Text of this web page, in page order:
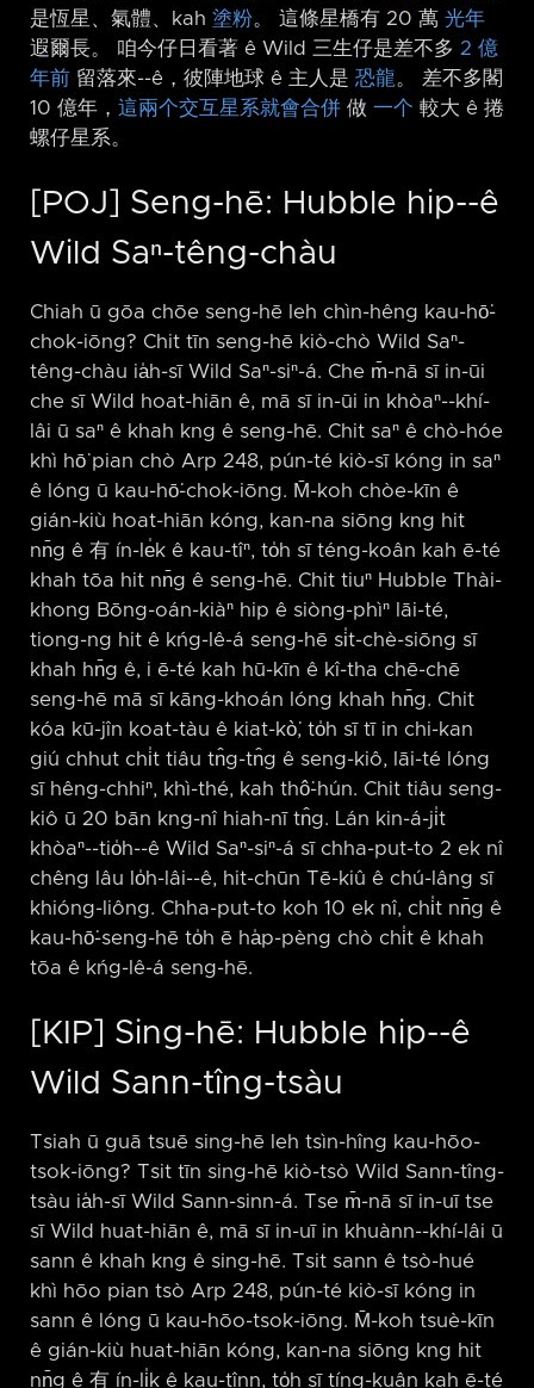
是恆星、氣體、kah 塗粉。 這條星橋有 20 萬 光年
遐爾長。 咱今仔日看著 ê Wild 三生仔是差不多 2 億
年前 留落來-⁠-ê，彼陣地球 ê 主人是 恐龍 。 差不多閣
10 億年， 這兩个交互星系就會合併 做 一个 較大 ê 捲
螺仔星系。
[POJ] Seng-hē: Hubble hip-⁠-ê
Wild Saⁿ-têng-chàu
Chiah ū gōa chōe seng-hē leh chìn-hêng kau-hō͘-
chok-iōng? Chit tīn seng-hē kiò-chò Wild Saⁿ-
têng-chàu ia̍h-sī Wild Saⁿ-siⁿ-á. Che m̄-nā sī in-ūi
che sī Wild hoat-hiān ê, mā sī in-ūi in khòaⁿ-⁠-khí-
lâi ū saⁿ ê khah kng ê seng-hē. Chit saⁿ ê chò-hóe
khì hō͘ pian chò Arp 248, pún-té kiò-sī kóng in saⁿ
ê lóng ū kau-hō͘-chok-iōng. M̄-koh chòe-kīn ê
gián-kiù hoat-hiān kóng, kan-na siōng kng hit
nn̄g ê 有 ín-le̍k ê kau-tîⁿ, to̍h sī téng-koân kah ē-té
khah tōa hit nn̄g ê seng-hē. Chit tiuⁿ Hubble Thài-
khong Bōng-oán-kiàⁿ hip ê siòng-phìⁿ lāi-té,
tiong-ng hit ê kńg-lê-á seng-hē si̍t-chè-siōng sī
khah hn̄g ê, i ē-té kah hū-kīn ê kî-tha chē-chē
seng-hē mā sī kāng-khoán lóng khah hn̄g. Chit
kóa kū-jîn koat-tàu ê kiat-kò͘, to̍h sī tī in chi-kan
giú chhut chi̍t tiâu tn̂g-tn̂g ê seng-kiô, lāi-té lóng
sī hêng-chhiⁿ, khì-thé, kah thô͘-hún. Chit tiâu seng-
kiô ū 20 bān kng-nî hiah-nī tn̂g. Lán kin-á-ji̍t
khòaⁿ-⁠-tio̍h-⁠-ê Wild Saⁿ-siⁿ-á sī chha-put-to 2 ek nî
chêng lâu lo̍h-lâi-⁠-ê, hit-chūn Tē-kiû ê chú-lâng sī
khióng-liông. Chha-put-to koh 10 ek nî, chi̍t nn̄g ê
kau-hō͘-seng-hē to̍h ē ha̍p-pèng chò chi̍t ê khah
tōa ê kńg-lê-á seng-hē.
[KIP] Sing-hē: Hubble hip-⁠-ê
Wild Sann-tîng-tsàu
Tsiah ū guā tsuē sing-hē leh tsìn-hîng kau-hōo-
tsok-iōng? Tsit tīn sing-hē kiò-tsò Wild Sann-tîng-
tsàu ia̍h-sī Wild Sann-sinn-á. Tse m̄-nā sī in-uī tse
sī Wild huat-hiān ê, mā sī in-uī in khuànn-⁠-khí-lâi ū
sann ê khah kng ê sing-hē. Tsit sann ê tsò-hué
khì hōo pian tsò Arp 248, pún-té kiò-sī kóng in
sann ê lóng ū kau-hōo-tsok-iōng. M̄-koh tsuè-kīn
ê gián-kiù huat-hiān kóng, kan-na siōng kng hit
nn̄g ê 有 ín-li̍k ê kau-tînn, to̍h sī tíng-kuân kah ē-té